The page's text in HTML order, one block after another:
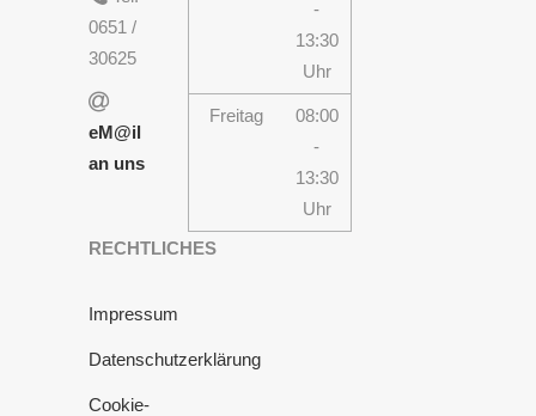
0651 /
30625
eM@il
an uns
RECHTLICHES
Impressum
Datenschutzerklärung
Cookie-
-
13:30
Uhr
Freitag
08:00
-
13:30
Uhr